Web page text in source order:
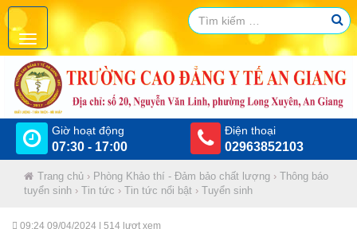
Giờ hoạt động
07:30 - 17:00
Điện thoại
02963852103
Trang chủ › Phòng Khảo thí - Đảm bảo chất lượng › Thông báo
tuyển sinh › Tin tức › Tin tức nổi bật › Tuyển sinh
09:24 09/04/2024 | 514 lượt xem